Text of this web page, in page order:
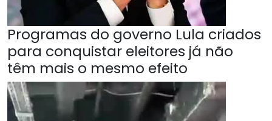
Programas do governo Lula criados
para conquistar eleitores já não
têm mais o mesmo efeito